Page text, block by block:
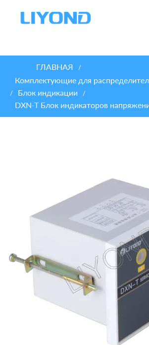
ГЛАВНАЯ /
Комплектующие для
/ Блок индикации /
DXN-T Блок индикаторов